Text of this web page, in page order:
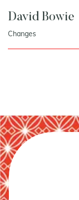
David Bowie
Changes